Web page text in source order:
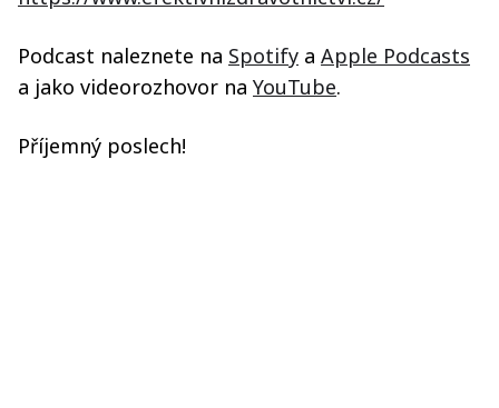
Podcast naleznete na Spotify a Apple Podcasts
a jako videorozhovor na YouTube.
Příjemný poslech!